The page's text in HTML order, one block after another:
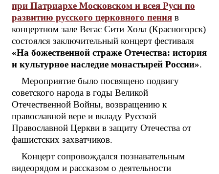
при Патриархе Московском и всея Руси по
развитию русского церковного пения в
концертном зале Вегас Сити Холл (Красногорск)
состоялся заключительный концерт фестиваля
«На божественной страже Отечества: история
и культурное наследие монастырей России».
Мероприятие было посвящено подвигу
советского народа в годы Великой
Отечественной Войны, возвращению к
православной вере и вкладу Русской
Православной Церкви в защиту Отечества от
фашистских захватчиков.
Концерт сопровождался познавательным
видеорядом и рассказом о деятельности